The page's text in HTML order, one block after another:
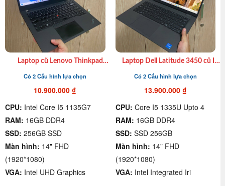
Laptop cũ Lenovo Thinkpad
512GB| 14″ FHD giá rẻ quận 4
Có 2 Cấu hình lựa chọn
10.900.000₫
CPU: Intel Core I5 1135G7
RAM: 16GB DDR4
SSD: 256GB SSD
Màn hình: 14" FHD
(1920*1080)
VGA: Intel UHD Graphics
Laptop Dell Latitude 3450 cũ I7
FHD giá rẻ quận 4
Có 2 Cấu hình lựa chọn
13.900.000 ₫
CPU: Core I5 1335U Upto 4
RAM: 16GB DDR4
SSD: SSD 256GB
Màn hình: 14" FHD
(1920*1080)
VGA: Intel Integrated Iri